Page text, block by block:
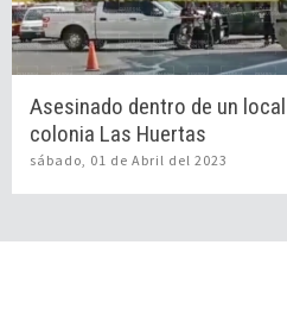
Asesinado dentro de un
colonia Las Huertas
sábado, 01 de Abril del 2023